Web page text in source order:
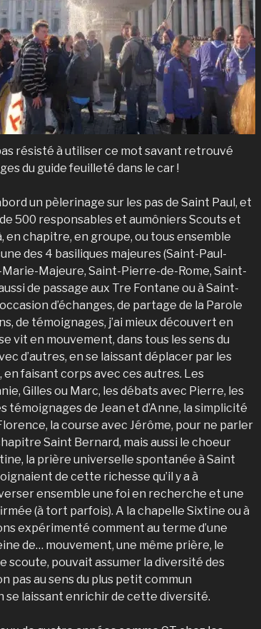
résisté à utiliser ce mot savant retrouvé
du guide feuilleté dans le car !
un pèlerinage sur les pas de Saint Paul, et
500 responsables et aumôniers Scouts et
en chapitre, en groupe, ou tous ensemble
des 4 basiliques majeures (Saint-Paul-
Majeure, Saint-Pierre-de-Rome, Saint-
de passage aux Tre Fontane ou à Saint-
d’échanges, de partage de la Parole
de témoignages, j’ai mieux découvert en
vit en mouvement, dans tous les sens du
d’autres, en se laissant déplacer par les
faisant corps avec ces autres. Les
Gilles ou Marc, les débats avec Pierre, les
témoignages de Jean et d’Anne, la simplicité
la course avec Jérôme, pour ne parler
Saint Bernard, mais aussi le choeur
la prière universelle spontanée à Saint
de cette richesse qu’il y a à
ensemble une foi en recherche et une
(à tort parfois). A la chapelle Sixtine ou à
expérimenté comment au terme d’une
de… mouvement, une même prière, le
scoute, pouvait assumer la diversité des
pas au sens du plus petit commun
se laissant enrichir de cette diversité.